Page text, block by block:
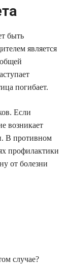
быть
является
погибает.
Если
возникает
В противном
профилактики
от болезни
случае?